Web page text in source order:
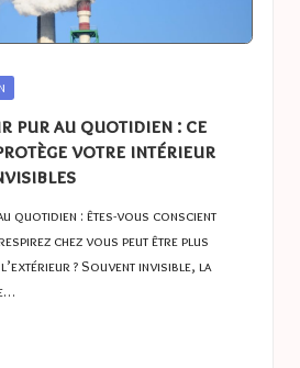
pur au quotidien : ce
votre intérieur
quotidien : êtes-vous conscient
chez vous peut être plus
? Souvent invisible, la